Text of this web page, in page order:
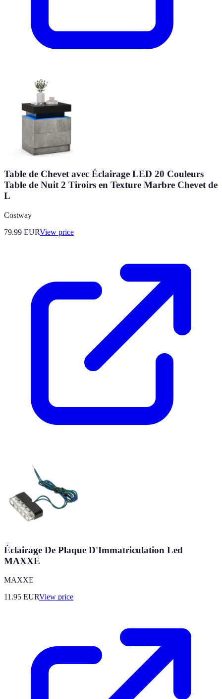
Table de Chevet avec Éclairage LED 20 Couleurs
Table de Nuit 2 Tiroirs en Texture Marbre Chevet de
L
Costway
79.99 EURView price
Éclairage De Plaque D'Immatriculation Led
MAXXE
MAXXE
11.95 EURView price